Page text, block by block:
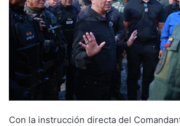
Con la instrucción directa del